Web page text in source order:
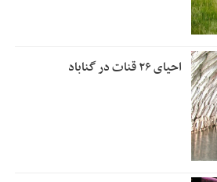
احیای ۲۶ قنات در گناباد